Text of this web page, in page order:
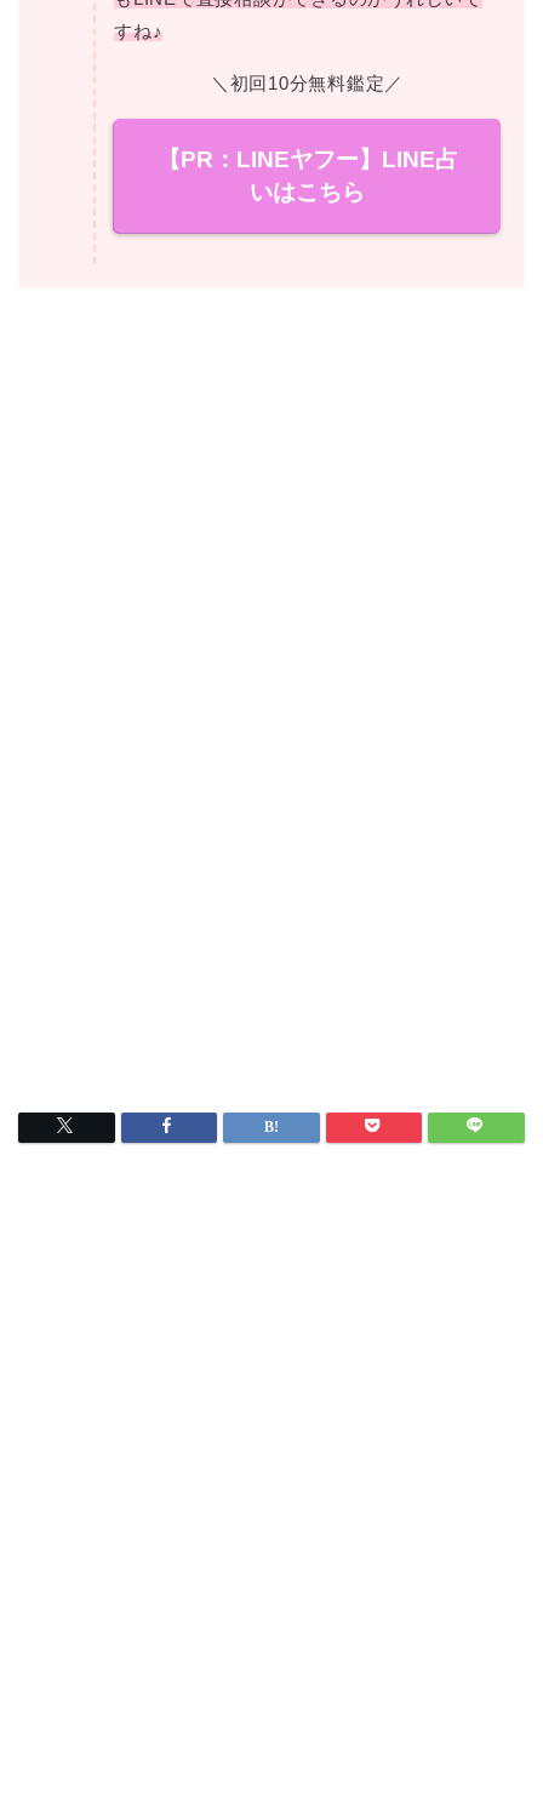
すね♪
＼初回10分無料鑑定／
【PR：LINEヤフー】LINE占
いはこちら